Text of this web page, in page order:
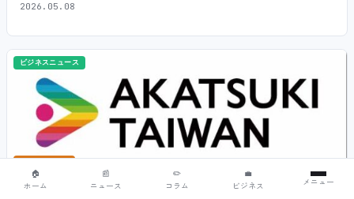
2026.05.08
ビジネスニュース
★編集部PICK
アカツキ台湾がゲームのローカライズや品質管理などの
🏠
ホーム
📰
ニュース
✏️
コラム
💼
ビジネス
メニュー